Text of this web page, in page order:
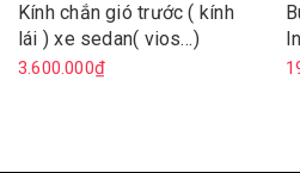
Kính chắn gió trước ( kính
lái ) xe sedan( vios…)
3.600.000₫